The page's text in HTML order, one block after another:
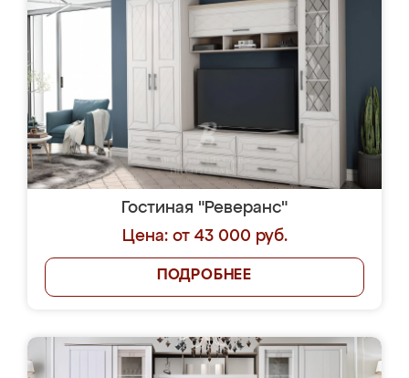
Гостиная "Реверанс"
Цена: от 43 000 руб.
ПОДРОБНЕЕ